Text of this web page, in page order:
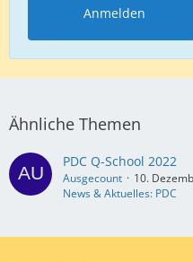
Anmelden
Ähnliche Themen
PDC Q-School 2022
Ausgecount
10.
News & Aktuelles: PDC